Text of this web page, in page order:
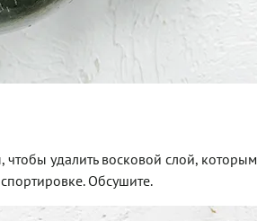
удалить восковой слой, которым
Обсушите.